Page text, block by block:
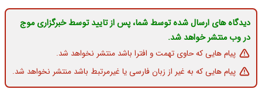
دیدگاه های ارسال شده توسط شما، پس از تایید توسط خبرگزاری موج
در وب منتشر خواهد شد.
پیام هایی که حاوی تهمت و افترا باشد منتشر نخواهد شد.
پیام هایی که به غیر از زبان فارسی یا غیرمرتبط باشد منتشر نخواهد شد.